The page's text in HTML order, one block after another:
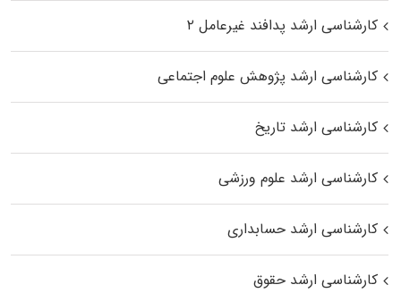
کارشناسی ارشد پدافند غیرعامل ۲
کارشناسی ارشد پژوهش علوم اجتماعی
کارشناسی ارشد تاریخ
کارشناسی ارشد علوم ورزشی
کارشناسی ارشد حسابداری
کارشناسی ارشد حقوق